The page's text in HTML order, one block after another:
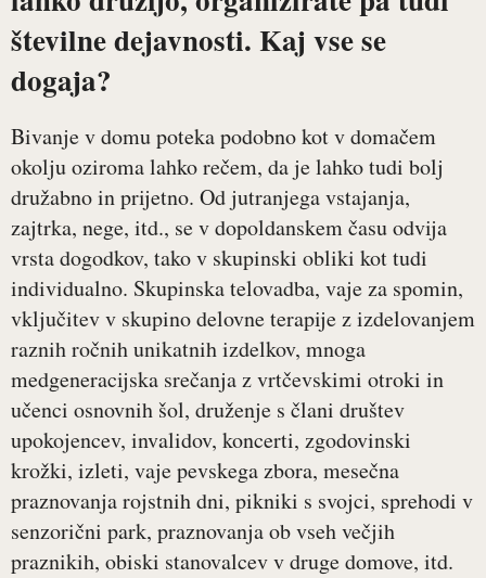
številne dejavnosti. Kaj vse se
dogaja?
Bivanje v domu poteka podobno kot v domačem
okolju oziroma lahko rečem, da je lahko tudi bolj
družabno in prijetno. Od jutranjega vstajanja,
zajtrka, nege, itd., se v dopoldanskem času odvija
vrsta dogodkov, tako v skupinski obliki kot tudi
individualno. Skupinska telovadba, vaje za spomin,
vključitev v skupino delovne terapije z izdelovanjem
raznih ročnih unikatnih izdelkov, mnoga
medgeneracijska srečanja z vrtčevskimi otroki in
učenci osnovnih šol, druženje s člani društev
upokojencev, invalidov, koncerti, zgodovinski
krožki, izleti, vaje pevskega zbora, mesečna
praznovanja rojstnih dni, pikniki s svojci, sprehodi v
senzorični park, praznovanja ob vseh večjih
praznikih, obiski stanovalcev v druge domove, itd.